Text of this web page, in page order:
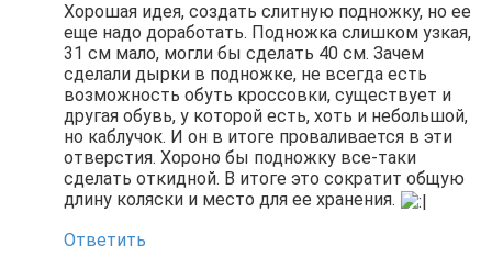
Хорошая идея, создать слитную подножку, но ее
еще надо доработать. Подножка слишком узкая,
31 см мало, могли бы сделать 40 см. Зачем
сделали дырки в подножке, не всегда есть
возможность обуть кроссовки, существует и
другая обувь, у которой есть, хоть и небольшой,
но каблучок. И он в итоге проваливается в эти
отверстия. Хороно бы подножку все-таки
сделать откидной. В итоге это сократит общую
длину коляски и место для ее хранения.
Ответить